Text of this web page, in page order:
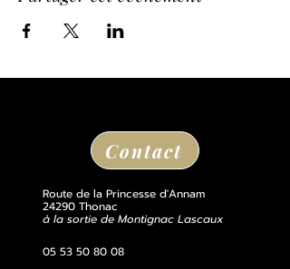
Contact
Route de la Princesse d'Annam
24290 Thonac
à la sortie de Montignac Lascaux
05 53 50 80 08